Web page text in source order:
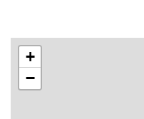
+
−